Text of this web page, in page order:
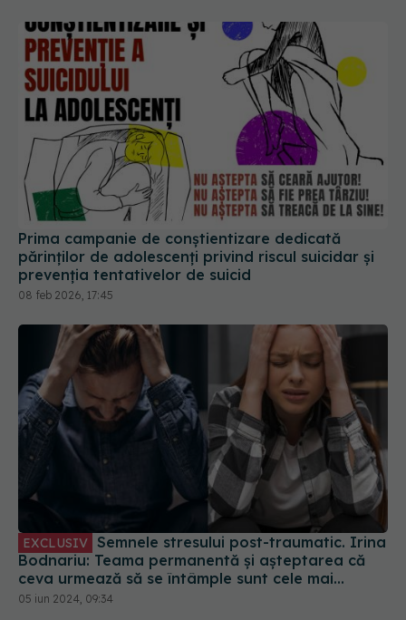
Prima campanie de conștientizare dedicată
părinților de adolescenți privind riscul suicidar și
prevenția tentativelor de suicid
08 feb 2026, 17:45
EXCLUSIV
Bodnariu: Teama permanentă și așteptarea că
ceva urmează să se întâmple sunt cele mai
evidente semne
05 iun 2024, 09:34